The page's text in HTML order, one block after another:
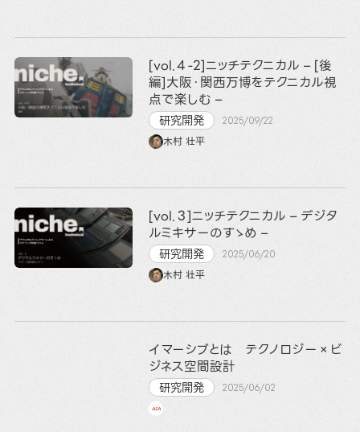
[vol.４-2]ニッチテクニカル – [後
編]大阪・関西万博をテクニカル視
点で楽しむ –
研究開発 2025/09/22
木村 壮平
[vol.３]ニッチテクニカル – デジタ
ルミキサーのすゝめ –
研究開発 2025/06/20
木村 壮平
イマーシブとは テクノロジー×ビ
ジネス空間設計
研究開発 2025/06/02